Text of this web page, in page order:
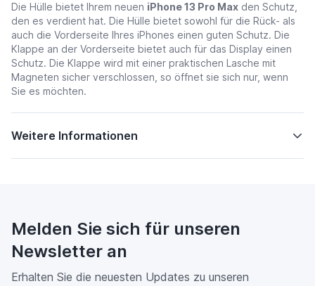
Die Hülle bietet Ihrem neuen iPhone 13 Pro Max den Schutz,
den es verdient hat. Die Hülle bietet sowohl für die Rück- als
auch die Vorderseite Ihres iPhones einen guten Schutz. Die
Klappe an der Vorderseite bietet auch für das Display einen
Schutz. Die Klappe wird mit einer praktischen Lasche mit
Magneten sicher verschlossen, so öffnet sie sich nur, wenn
Sie es möchten.
Weitere Informationen
Melden Sie sich für unseren
Newsletter an
Erhalten Sie die neuesten Updates zu unseren